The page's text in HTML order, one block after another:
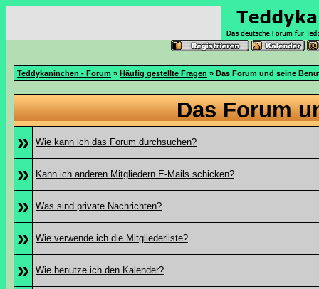
Teddykaninchen - Forum » Häufig gestellte Fragen » Das Forum und seine
Das Forum
»
Wie kann ich das Forum durchsuchen?
» Kann ich anderen Mitgliedern E-Mails schicken?
» Was sind private Nachrichten?
» Wie verwende ich die Mitgliederliste?
» Wie benutze ich den Kalender?